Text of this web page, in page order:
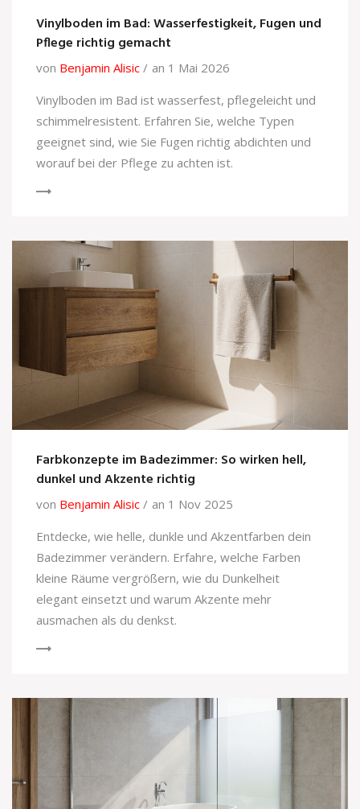
Vinylboden im Bad: Wasserfestigkeit, Fugen und
Pflege richtig gemacht
von Benjamin Alisic
an 1 Mai 2026
Vinylboden im Bad ist wasserfest, pflegeleicht und
schimmelresistent. Erfahren Sie, welche Typen
geeignet sind, wie Sie Fugen richtig abdichten und
worauf bei der Pflege zu achten ist.
Farbkonzepte im Badezimmer: So wirken hell,
dunkel und Akzente richtig
von Benjamin Alisic
an 1 Nov 2025
Entdecke, wie helle, dunkle und Akzentfarben dein
Badezimmer verändern. Erfahre, welche Farben
kleine Räume vergrößern, wie du Dunkelheit
elegant einsetzt und warum Akzente mehr
ausmachen als du denkst.